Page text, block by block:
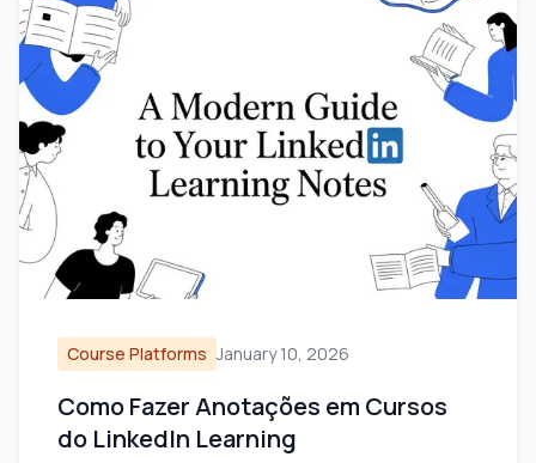
Course Platforms January 10, 2026
Como Fazer Anotações em Cursos
do LinkedIn Learning